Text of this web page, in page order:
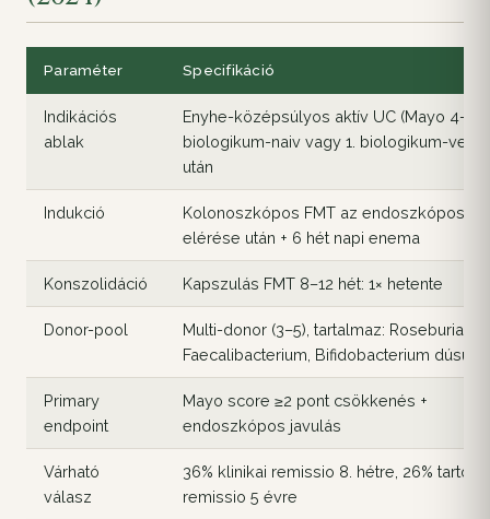
Paraméter Specifikáció
Indikációs
ablak
Enyhe-középsúlyos aktív UC (Mayo 4–9),
biologikum-naiv vagy 1. biologikum-
után
Indukció
Kolonoszkópos FMT az endoszkópos
elérése után + 6 hét napi enema
Konszolidáció Kapszulás FMT 8–12 hét: 1× hetente
Donor-pool
Multi-donor (3–5), tartalmaz: Roseburia,
Faecalibacterium, Bifidobacterium
Primary
endpoint
Mayo score ≥2 pont csökkenés +
endoszkópos javulás
Várható
válasz
36% klinikai remissio 8. hétre, 26% tartós
remissio 5 évre